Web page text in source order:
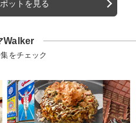
ットを見る
Walker
をチェック